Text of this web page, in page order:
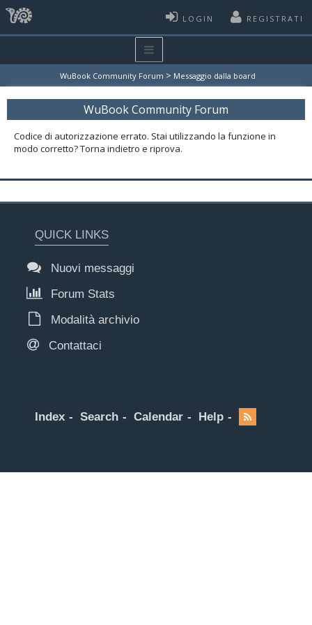
LOGIN REGISTRATI
WuBook Community Forum > Messaggio dalla board
WuBook Community Forum
Codice di autorizzazione errato. Stai utilizzando la funzione in
modo corretto? Torna indietro e riprova.
QUICK LINKS
Nuovi messaggi
Forum Stats
Modalità archivio
Contattaci
Index Search Calendar Help